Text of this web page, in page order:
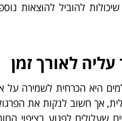
להוביל להוצאות
לאורך זמן
היא הכרחית לשמירה על
אך חשוב לנקות את